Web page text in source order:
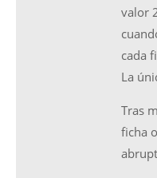
valor
cada
La
Tras
ficha